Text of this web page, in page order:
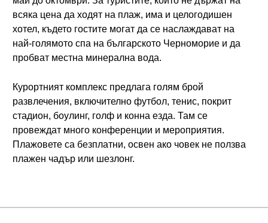
всяка цена да ходят на плаж, има и целогодишен
хотел, където гостите могат да се наслаждават на
най-голямото спа на българското Черноморие и да
пробват местна минерална вода.
Курортният комплекс предлага голям брой
развлечения, включително футбол, тенис, покрит
стадион, боулинг, голф и конна езда. Там се
провеждат много конференции и мероприятия.
Плажовете са безплатни, освен ако човек не ползва
плажен чадър или шезлонг.